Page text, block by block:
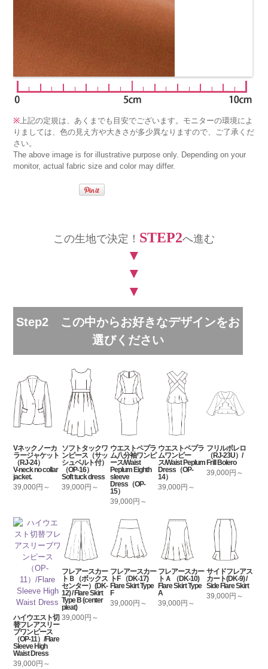
※上記の定規は、あくまでも目安でございます。モニターの環境によ
りましては、色の見え方や大きさが多少異なりますので、ご了承くだ
さい。
The above image is for illustrative purpose only. Depending on your
monitor, actual fabric size and color may differ.
この生地で決定！ STEP2へ進む
▼
▼
▼
Step2 この中からお好きなデザインをお
選びください
Vネックノーカ
ラージャケット
（RJ-24）
V-neck no collar
jacket.
39,000円～
ソフトタックワ
ンピース（サッ
シュベルト付）
（OP-16）
Soft tuck dress
39,000円～
ウエストペプラ
ム八分袖ワンピ
ース/Waist
Peplum Eighth
sleeve
Dress（OP-
15）
39,000円～
ウエストペプラ
ムワンピー
ス/Waist Peplum
Dress（OP-
14）
39,000円～
フリルボレロ
（RJ-23U）/
Frill Bolero
39,000円～
ハイウエスト切
替フレアスリー
ブワンピース
（OP-11）/Flare
Sleeve High
Waist Dress
39,000円～
フレアースカー
トＢ（ボックス
センター）(DK-
12) / Flare Skirt
Type B (center
pleat)
39,000円～
フレアースカー
トF （DK-17)
Flare Skirt Type
F
39,000円～
フレアースカー
トＡ （DK-10)
Flare Skirt Type
A
39,000円～
サイドフレアス
カート(DK-9) /
Side Flare Skirt
39,000円～